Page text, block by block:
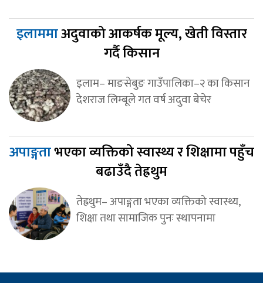
इलाममाअदुवाको आकर्षक मूल्य, खेती विस्तार
गर्दै किसान
इलाम– माङसेबुङ गाउँपालिका–२ का किसान
देशराज लिम्बूले गत वर्ष अदुवा बेचेर
अपाङ्गताभएका व्यक्तिको स्वास्थ्य र शिक्षामा पहुँच
बढाउँदै तेह्रथुम
तेह्रथुम– अपाङ्गता भएका व्यक्तिको स्वास्थ्य,
शिक्षा तथा सामाजिक पुनः स्थापनामा